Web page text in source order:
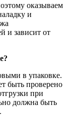
оказываем
и
и зависит от
в упаковке.
быть проверено
при
должна быть